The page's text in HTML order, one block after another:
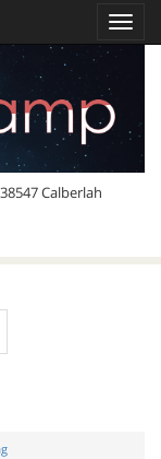
Calberlah